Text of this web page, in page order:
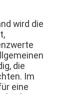
wird die
die
Im
eine